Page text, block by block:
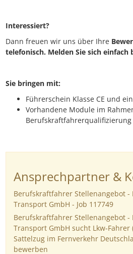
Interessiert?
Dann freuen wir uns über Ihre
telefonisch. Melden Sie sich einfach
Sie bringen mit:
Führerschein Klasse CE und
Vorhandene Module im
Berufskraftfahrerqualifizierung
Ansprechpartner &
Berufskraftfahrer Stellenangebot -
Transport GmbH - Job 117749
Berufskraftfahrer Stellenangebot -
Transport GmbH sucht Lkw-
Sattelzug im Fernverkehr
bewerben